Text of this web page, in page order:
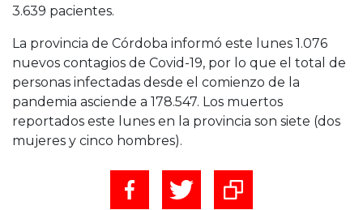
3.639 pacientes.
La provincia de Córdoba informó este lunes 1.076
nuevos contagios de Covid-19, por lo que el total de
personas infectadas desde el comienzo de la
pandemia asciende a 178.547. Los muertos
reportados este lunes en la provincia son siete (dos
mujeres y cinco hombres).